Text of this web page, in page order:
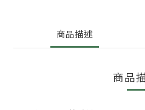
商品描述
商品